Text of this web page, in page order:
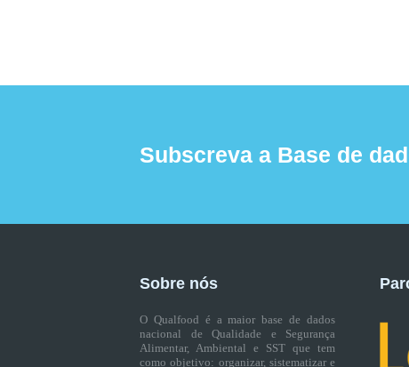
Subscreva a Base de
Sobre nós
O Qualfood é a maior base de dados
nacional de Qualidade e Segurança
Alimentar, Ambiental e SST que tem
como objetivo: organizar, sistematizar e